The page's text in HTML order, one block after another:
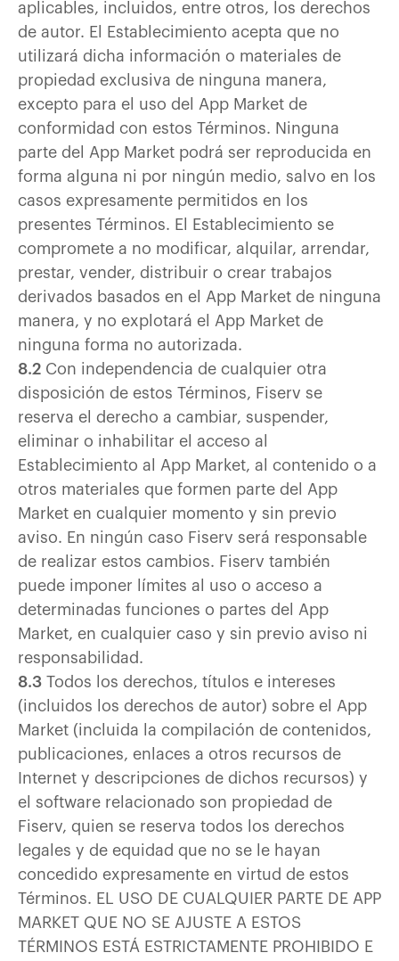
aplicables, incluidos, entre otros, los derechos
de autor. El Establecimiento acepta que no
utilizará dicha información o materiales de
propiedad exclusiva de ninguna manera,
excepto para el uso del App Market de
conformidad con estos Términos. Ninguna
parte del App Market podrá ser reproducida en
forma alguna ni por ningún medio, salvo en los
casos expresamente permitidos en los
presentes Términos. El Establecimiento se
compromete a no modificar, alquilar, arrendar,
prestar, vender, distribuir o crear trabajos
derivados basados en el App Market de ninguna
manera, y no explotará el App Market de
ninguna forma no autorizada.
8.2 Con independencia de cualquier otra
disposición de estos Términos, Fiserv se
reserva el derecho a cambiar, suspender,
eliminar o inhabilitar el acceso al
Establecimiento al App Market, al contenido o a
otros materiales que formen parte del App
Market en cualquier momento y sin previo
aviso. En ningún caso Fiserv será responsable
de realizar estos cambios. Fiserv también
puede imponer límites al uso o acceso a
determinadas funciones o partes del App
Market, en cualquier caso y sin previo aviso ni
responsabilidad.
8.3 Todos los derechos, títulos e intereses
(incluidos los derechos de autor) sobre el App
Market (incluida la compilación de contenidos,
publicaciones, enlaces a otros recursos de
Internet y descripciones de dichos recursos) y
el software relacionado son propiedad de
Fiserv, quien se reserva todos los derechos
legales y de equidad que no se le hayan
concedido expresamente en virtud de estos
Términos. EL USO DE CUALQUIER PARTE DE APP
MARKET QUE NO SE AJUSTE A ESTOS
TÉRMINOS ESTÁ ESTRICTAMENTE PROHIBIDO E